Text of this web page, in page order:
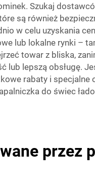
Szukaj
są również
w celu uzyskania
lub lokalne rynki –
towar z bliska,
lub lepszą obsługę.
rabaty i specjalne
do świec
przez